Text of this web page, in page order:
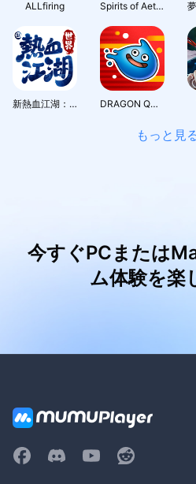
ALLfiring Spirits of Aetheria
新熱血江湖：世界 DRAGON QUEST Smash/Grow
もっと見
今すぐPCまたは
ム体験を楽